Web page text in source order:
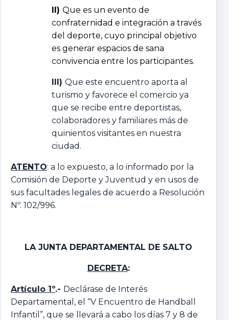
II) Que es un evento de
confraternidad e integración a través
del deporte, cuyo principal objetivo
es generar espacios de sana
convivencia entre los participantes.
III) Que este encuentro aporta al
turismo y favorece el comercio ya
que se recibe entre deportistas,
colaboradores y familiares más de
quinientos visitantes en nuestra
ciudad.
ATENTO: a lo expuesto, a lo informado por la
Comisión de Deporte y Juventud y en usos de
sus facultades legales de acuerdo a Resolución
Nº. 102/996.
LA JUNTA DEPARTAMENTAL DE SALTO
DECRETA:
Artículo 1º.- Declárase de Interés
Departamental, el “V Encuentro de Handball
Infantil”, que se llevará a cabo los días 7 y 8 de